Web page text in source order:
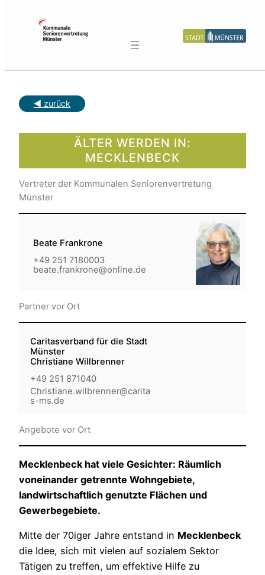
springen
◀︎ zurück
ÄLTER WERDEN IN:
MECKLENBECK
Vertreter der Kommunalen Seniorenvertretung
Münster
Beate Frankrone
+49 251 7180003
beate.frankrone@online.de
Partner vor Ort
Caritasverband für die Stadt
Münster
Christiane Willbrenner
+49 251 871040
Christiane.wilbrenner@carita
s-ms.de
Angebote vor Ort
Mecklenbeck hat viele Gesichter: Räumlich
voneinander getrennte Wohngebiete,
landwirtschaftlich genutzte Flächen und
Gewerbegebiete.
Mitte der 70iger Jahre entstand in Mecklenbeck
die Idee, sich mit vielen auf sozialem Sektor
Tätigen zu treffen, um effektive Hilfe zu